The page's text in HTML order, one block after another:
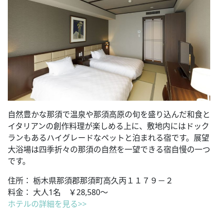
自然豊かな那須で温泉や那須高原の旬を盛り込んだ和食と
イタリアンの創作料理が楽しめる上に、敷地内にはドック
ランもあるハイグレードなペットと泊まれる宿です。展望
大浴場は四季折々の那須の自然を一望できる宿自慢の一つ
です。
住所： 栃木県那須郡那須町高久丙１１７９－２
料金： 大人1名 ￥28,580～
ホテルの詳細を見る>>